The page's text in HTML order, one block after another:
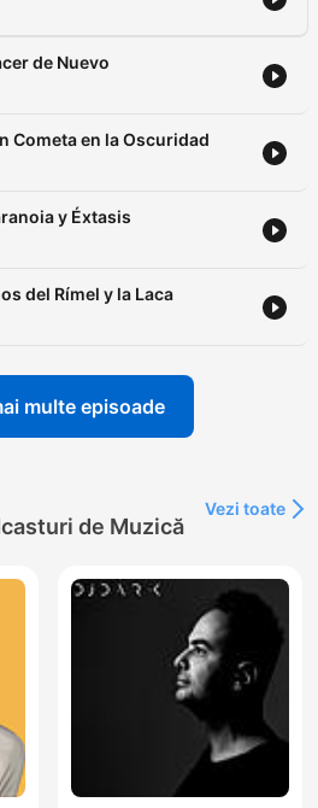
de Nuevo
Cometa en la Oscuridad
y Éxtasis
del Rímel y la Laca
multe episoade
de Muzică
Vezi toate